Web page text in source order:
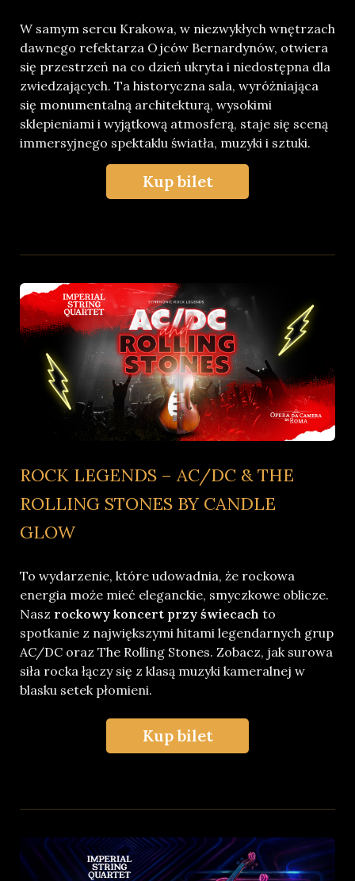
W samym sercu Krakowa, w niezwykłych wnętrzach
dawnego refektarza Ojców Bernardynów, otwiera
się przestrzeń na co dzień ukryta i niedostępna dla
zwiedzających. Ta historyczna sala, wyróżniająca
się monumentalną architekturą, wysokimi
sklepieniami i wyjątkową atmosferą, staje się sceną
immersyjnego spektaklu światła, muzyki i sztuki.
Kup bilet
ROCK LEGENDS – AC/DC & THE
ROLLING STONES BY CANDLE
GLOW
To wydarzenie, które udowadnia, że rockowa
energia może mieć eleganckie, smyczkowe oblicze.
Nasz rockowy koncert przy świecach to
spotkanie z największymi hitami legendarnych grup
AC/DC oraz The Rolling Stones. Zobacz, jak surowa
siła rocka łączy się z klasą muzyki kameralnej w
blasku setek płomieni.
Kup bilet